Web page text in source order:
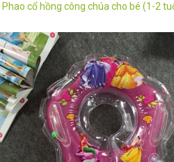
Phao cổ hồng công chúa cho bé (1-2